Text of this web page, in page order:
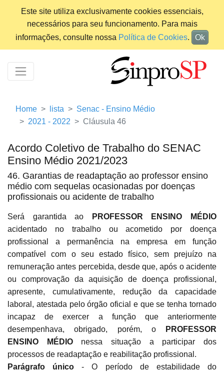
Este site utiliza exclusivamente cookies essenciais,
necessários para seu funcionamento. Para mais
informações, consulte nossa Política de Cookies. Ok
Home lista
Senac - Ensino Médio
2021 - 2022
Cláusula 46
Acordo Coletivo de Trabalho do SENAC
Ensino Médio 2021/2023
46. Garantias de readaptação ao professor ensino
médio com sequelas ocasionadas por doenças
profissionais ou acidente de trabalho
Será garantida ao
PROFESSOR ENSINO MÉDIO
acidentado no trabalho ou acometido por doença
profissional a permanência na empresa em função
compatível com o seu estado físico, sem prejuízo na
remuneração antes percebida, desde que, após o acidente
ou comprovação da aquisição de doença profissional,
apresente, cumulativamente, redução da capacidade
laboral, atestada pelo órgão oficial e que se tenha tornado
incapaz de exercer a função que anteriormente
desempenhava, obrigado, porém, o
PROFESSOR
ENSINO MÉDIO nessa situação a participar dos
processos de readaptação e reabilitação profissional.
Parágrafo único- O período de estabilidade do